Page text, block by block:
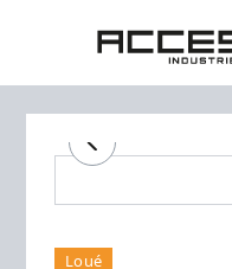
Accès Industriel
Précédent
Loué